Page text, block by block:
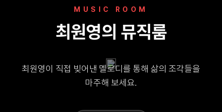
MUSIC ROOM
최원영의 뮤직룸
최원영이 직접 빚어낸 멜로디를 통해 삶의 조각들을
마주해 보세요.